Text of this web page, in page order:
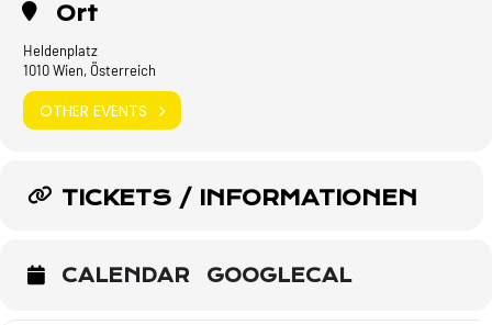
Ort
Heldenplatz
1010 Wien, Österreich
OTHER EVENTS
TICKETS / INFORMATIONEN
CALENDAR GOOGLECAL